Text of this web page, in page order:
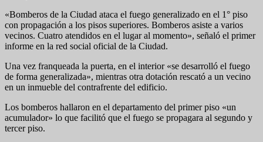
«Bomberos de la Ciudad ataca el fuego generalizado en el 1° piso
con propagación a los pisos superiores. Bomberos asiste a varios
vecinos. Cuatro atendidos en el lugar al momento», señaló el primer
informe en la red social oficial de la Ciudad.
Una vez franqueada la puerta, en el interior «se desarrolló el fuego
de forma generalizada», mientras otra dotación rescató a un vecino
en un inmueble del contrafrente del edificio.
Los bomberos hallaron en el departamento del primer piso «un
acumulador» lo que facilitó que el fuego se propagara al segundo y
tercer piso.